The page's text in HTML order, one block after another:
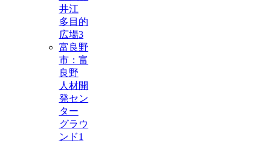
井江
多目的
広場3
富良野
市：富
良野
人材開
発セン
ター
グラウ
ンド1